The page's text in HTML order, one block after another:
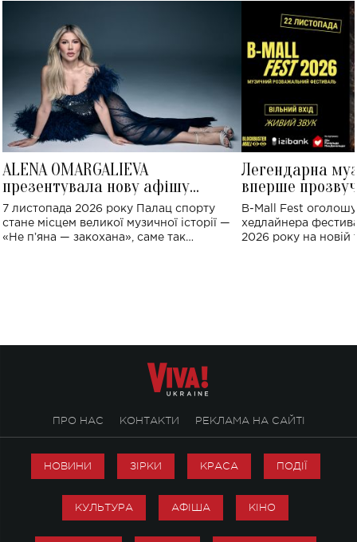
ALENA OMARGALIEVA
презентувала нову афішу
великого концерту в Палаці
спорту
7 листопада 2026 року Палац спорту
стане місцем великої музичної історії —
«Не пʼяна — закохана», саме так
Легендарна
вперше
Україні: де
B-Mall Fest
хедлайнера
2026 року на новій
ПРО НАС КОНТАКТИ РЕКЛАМА НА САЙТІ
НОВИНИ ЗІРКИ КРАСА ПОДІЇ
КУЛЬТУРА АФІША КІНО